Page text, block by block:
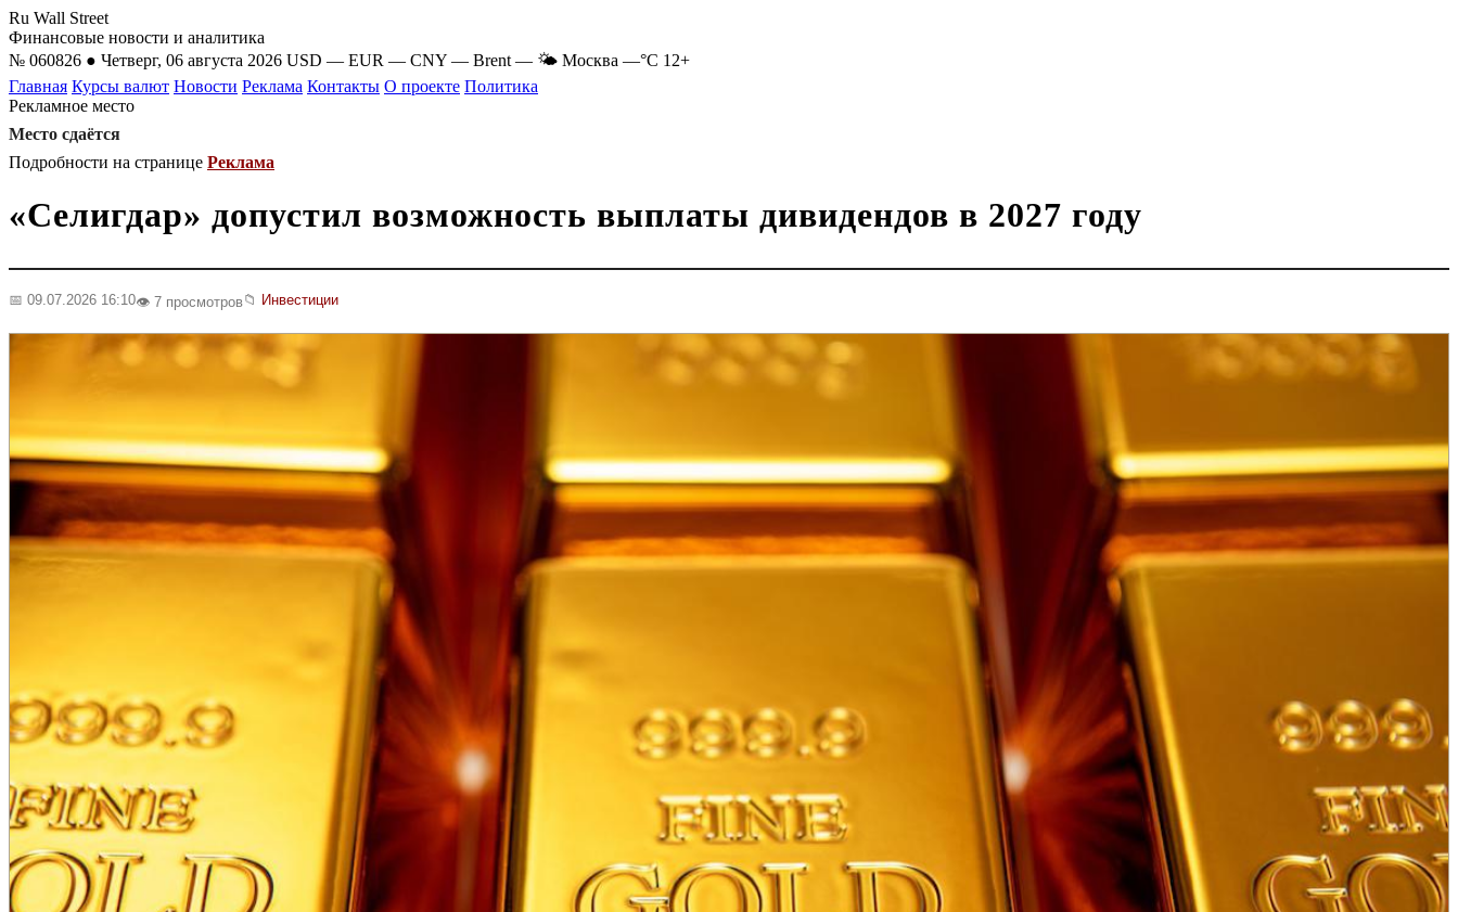
Ru Wall Street
Финансовые новости и аналитика
№ 060826 ● Четверг, 06 августа 2026 USD — EUR — CNY — Brent — 🌤 Москва —°C 12+
Главная Курсы валют Новости Реклама Контакты О проекте Политика
Рекламное место
Место сдаётся
Подробности на странице Реклама
«Селигдар» допустил возможность выплаты дивидендов в 2027 году
📅 09.07.2026 16:10👁️ 7 просмотров📁 Инвестиции